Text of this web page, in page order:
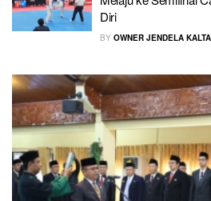
Diri
BY OWNER JENDELA